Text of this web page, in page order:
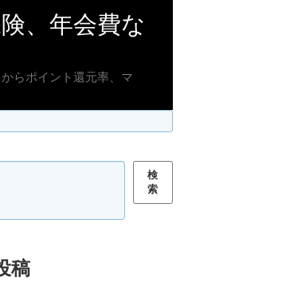
、年会費な
らポイント還元率、マ
検
索
稿